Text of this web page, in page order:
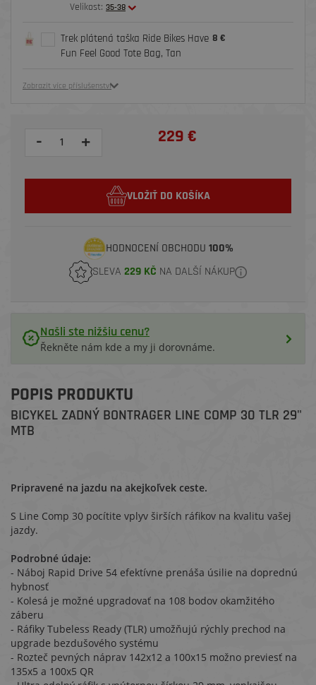
Velikost: 35-38
Trek plátená taška Ride Bikes Have
Fun Feel Good Tote Bag, Tan
8 €
Zobrazit více příslušenství
- + 229 €
VLOŽIŤ DO KOŠÍKA
HODNOCENÍ OBCHODU 100%
SLEVA 229 KČ NA DALŠÍ NÁKUP
Našli ste nižšiu cenu?
Řekněte nám kde a my ji dorovnáme.
POPIS PRODUKTU
BICYKEL ZADNÝ BONTRAGER LINE COMP 30 TLR 29"
MTB
Pripravené na jazdu na akejkoľvek ceste.
S Line Comp 30 pocítite vplyv širších ráfikov na kvalitu vašej
jazdy.
Podrobné údaje:
- Náboj Rapid Drive 54 efektívne prenáša úsilie na doprednú
hybnosť
- Kolesá je možné upgradovať na 108 bodov okamžitého
záberu
- Ráfiky Tubeless Ready (TLR) umožňujú rýchly prechod na
upgrade bezdušového systému
- Rozteč pevných náprav 142x12 a 100x15 možno previesť na
135x5 a 100x5 QR